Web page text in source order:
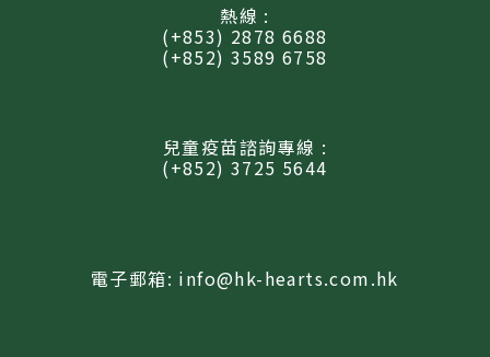
熱線 :
(+853) 2878 6688
(+852) 3589 6758
兒童疫苗諮詢專線 :
(+852) 3725 5644
電子郵箱: info@hk-hearts.com.hk